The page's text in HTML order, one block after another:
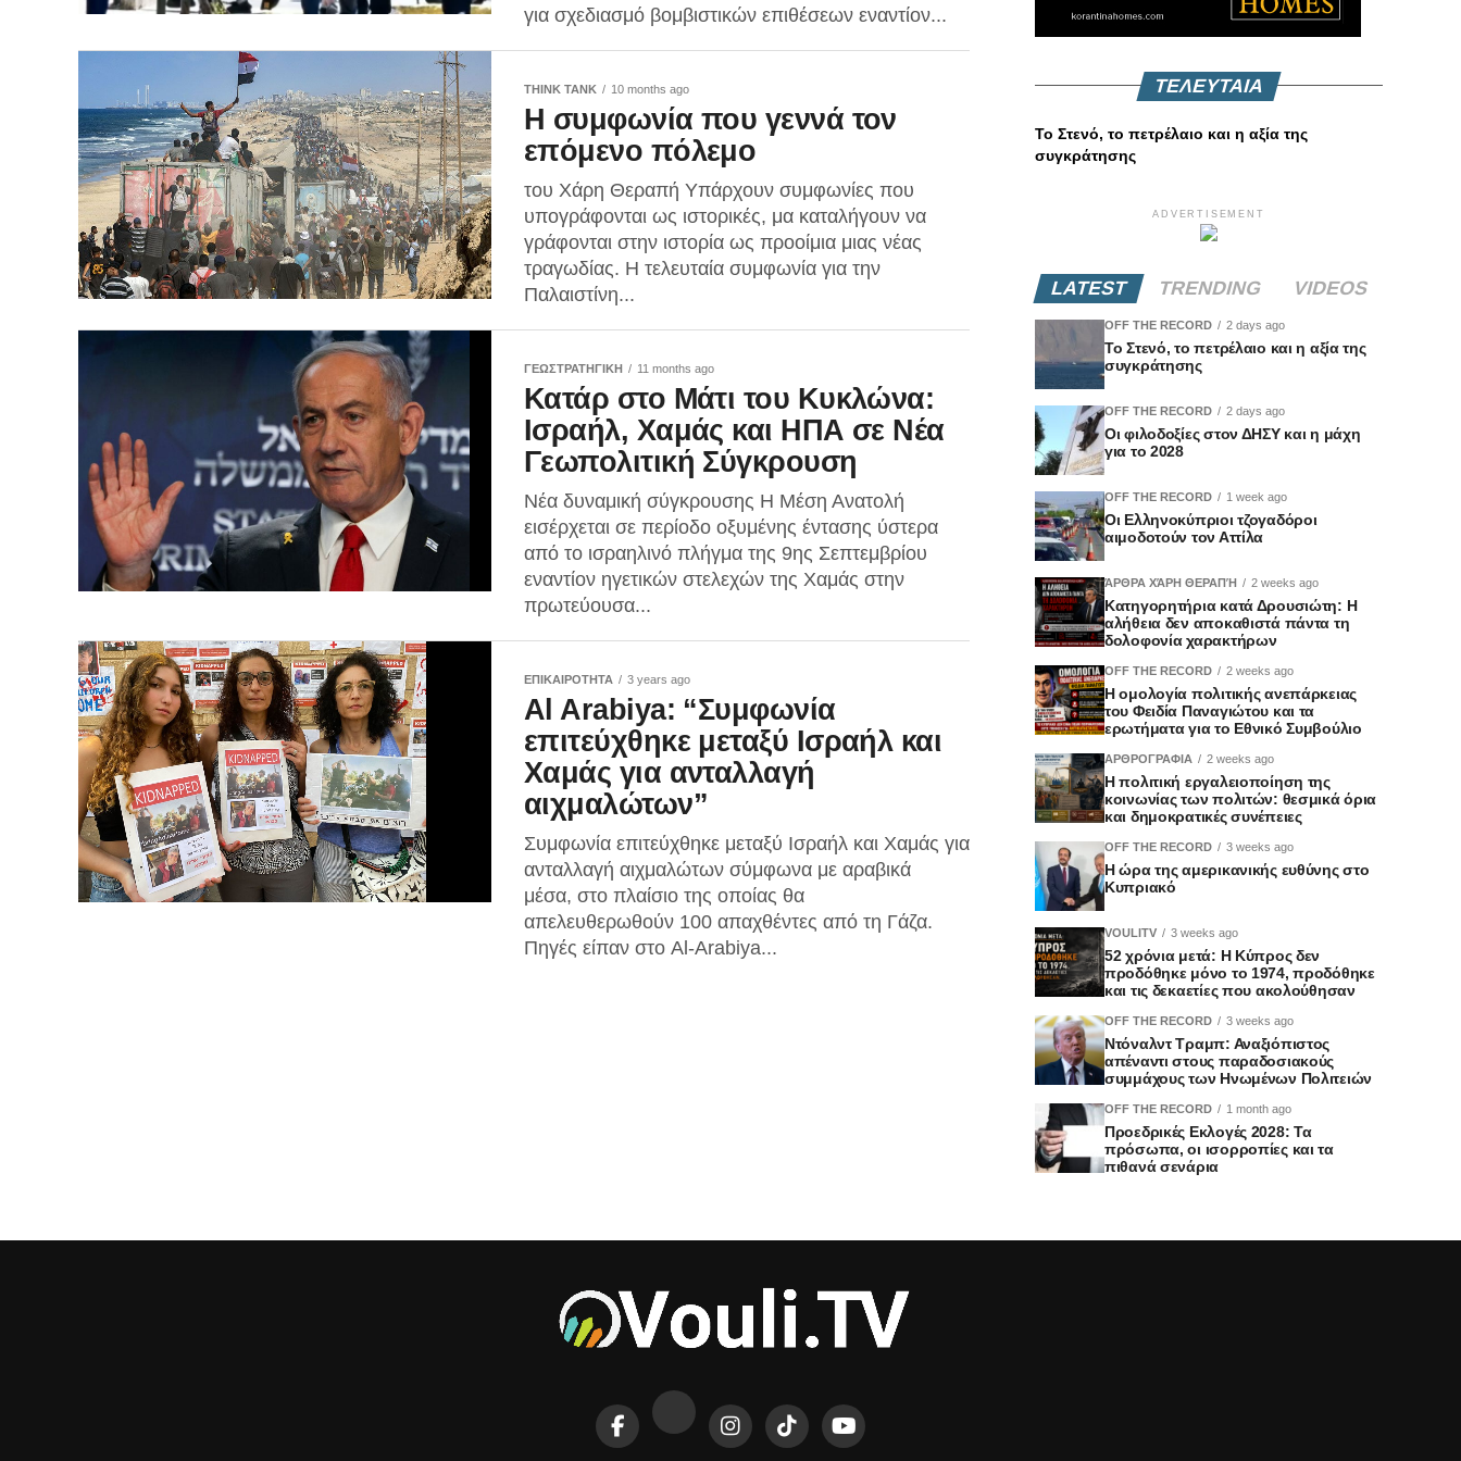
για σχεδιασμό βομβιστικών επιθέσεων εναντίον...
THINK TANK 10 months ago
Η συμφωνία που γεννά τον
επόμενο πόλεμο
του Χάρη Θεραπή Υπάρχουν συμφωνίες που
υπογράφονται ως ιστορικές, μα καταλήγουν να
γράφονται στην ιστορία ως προοίμια μιας νέας
τραγωδίας. Η τελευταία συμφωνία για την
Παλαιστίνη...
ΓΕΩΣΤΡΑΤΗΓΙΚΗ 11 months ago
Κατάρ στο Μάτι του Κυκλώνα:
Ισραήλ, Χαμάς και ΗΠΑ σε Νέα
Γεωπολιτική Σύγκρουση
Νέα δυναμική σύγκρουσης Η Μέση Ανατολή
εισέρχεται σε περίοδο οξυμένης έντασης ύστερα
από το ισραηλινό πλήγμα της 9ης Σεπτεμβρίου
εναντίον ηγετικών στελεχών της Χαμάς στην
πρωτεύουσα...
ΕΠΙΚΑΙΡΟΤΗΤΑ 3 years ago
Al Arabiya: “Συμφωνία
επιτεύχθηκε μεταξύ Ισραήλ και
Χαμάς για ανταλλαγή
αιχμαλώτων”
Συμφωνία επιτεύχθηκε μεταξύ Ισραήλ και Χαμάς για
ανταλλαγή αιχμαλώτων σύμφωνα με αραβικά
μέσα, στο πλαίσιο της οποίας θα
απελευθερωθούν 100 απαχθέντες από τη Γάζα.
Πηγές είπαν στο Al-Arabiya...
ΤΕΛΕΥΤΑΙΑ
Το Στενό, το πετρέλαιο και η αξία της
συγκράτησης
ADVERTISEMENT
LATEST TRENDING VIDEOS
OFF THE RECORD 2 days ago
Το Στενό, το πετρέλαιο και η αξία της
συγκράτησης
OFF THE RECORD 2 days ago
Οι φιλοδοξίες στον ΔΗΣΥ και η μάχη
για το 2028
OFF THE RECORD 1 week ago
Οι Ελληνοκύπριοι τζογαδόροι
αιμοδοτούν τον Αττίλα
ΆΡΘΡΑ ΧΆΡΗ ΘΕΡΑΠΉ 2 weeks ago
Κατηγορητήρια κατά Δρουσιώτη: Η
αλήθεια δεν αποκαθιστά πάντα τη
δολοφονία χαρακτήρων
OFF THE RECORD 2 weeks ago
Η ομολογία πολιτικής ανεπάρκειας
του Φειδία Παναγιώτου και τα
ερωτήματα για το Εθνικό Συμβούλιο
ΑΡΘΡΟΓΡΑΦΙΑ 2 weeks ago
Η πολιτική εργαλειοποίηση της
κοινωνίας των πολιτών: θεσμικά όρια
και δημοκρατικές συνέπειες
OFF THE RECORD 3 weeks ago
Η ώρα της αμερικανικής ευθύνης στο
Κυπριακό
VOULITV 3 weeks ago
52 χρόνια μετά: Η Κύπρος δεν
προδόθηκε μόνο το 1974, προδόθηκε
και τις δεκαετίες που ακολούθησαν
OFF THE RECORD 3 weeks ago
Ντόναλντ Τραμπ: Αναξιόπιστος
απέναντι στους παραδοσιακούς
συμμάχους των Ηνωμένων Πολιτειών
OFF THE RECORD 1 month ago
Προεδρικές Εκλογές 2028: Τα
πρόσωπα, οι ισορροπίες και τα
πιθανά σενάρια